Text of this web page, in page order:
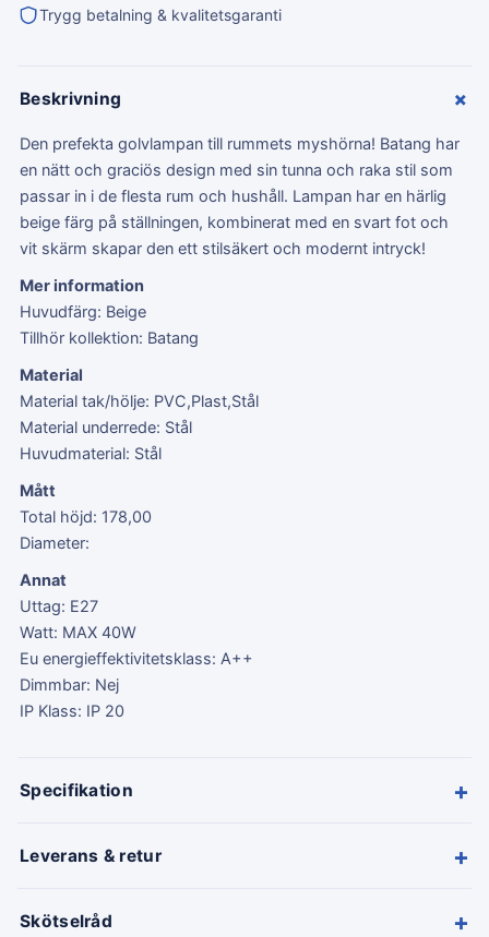
Trygg betalning & kvalitetsgaranti
Beskrivning +
Den prefekta golvlampan till rummets myshörna! Batang har
en nätt och graciös design med sin tunna och raka stil som
passar in i de flesta rum och hushåll. Lampan har en härlig
beige färg på ställningen, kombinerat med en svart fot och
vit skärm skapar den ett stilsäkert och modernt intryck!
Mer information
Huvudfärg: Beige
Tillhör kollektion: Batang
Material
Material tak/hölje: PVC,Plast,Stål
Material underrede: Stål
Huvudmaterial: Stål
Mått
Total höjd: 178,00
Diameter:
Annat
Uttag: E27
Watt: MAX 40W
Eu energieffektivitetsklass: A++
Dimmbar: Nej
IP Klass: IP 20
Specifikation +
Leverans & retur +
Skötselråd +